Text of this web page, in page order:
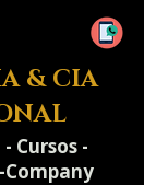
& CIA
Cursos -